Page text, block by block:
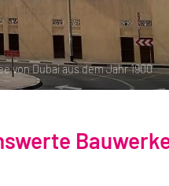
von Dubai aus dem Jahr 1900